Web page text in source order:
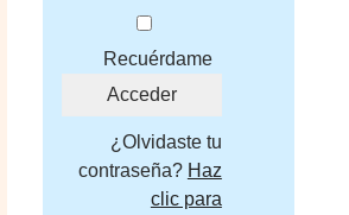
Recuérdame
¿Olvidaste tu
contraseña? Haz
clic para